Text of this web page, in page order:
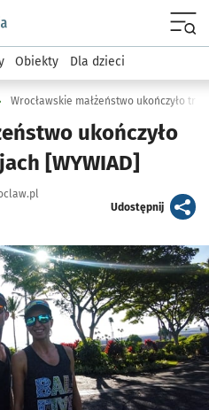
podserwis: Sport i rekreacja
Obiekty Dla dzieci
Wrocławskie małżeństwo ukończyło
ukończyło
[WYWIAD]
Udostępnijartykuł